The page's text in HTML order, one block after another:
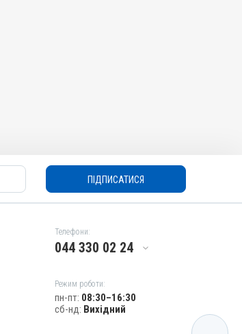
ПІДПИСАТИСЯ
Телефони:
044 330 02 24
Режим роботи:
пн-пт: 08:30–16:30
сб-нд: Вихідний